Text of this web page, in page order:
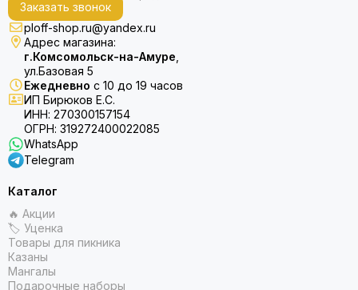
Заказать звонок
ploff-shop.ru@yandex.ru
Адрес магазина:
г.Комсомольск-на-Амуре
ул.Базовая 5
Ежедневно с 10 до 19 часов
ИП Бирюков Е.С.
ИНН: 270300157154
ОГРН: 319272400022085
WhatsApp
Telegram
Каталог
🔥 Акции
🏷 Уценка
Товары для пикника
Казаны
Мангалы
Подарочные наборы